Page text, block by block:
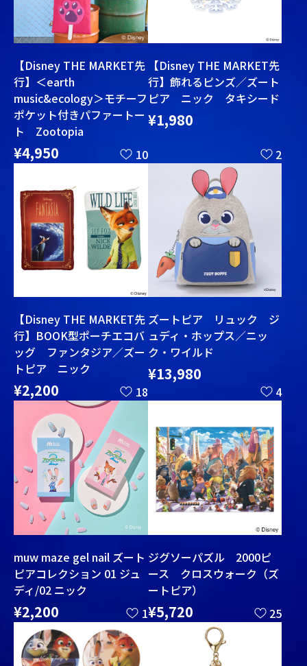
10
【Disney THE MARKET先
行】＜earth
music&ecology＞モチーフ
ポケット付きパファートー
ト Zootopia
¥4,950 2
【Disney THE MARKET先
行】飾れるピンズ／ズート
ピア ニック タキシード
¥1,980
18
【Disney THE MARKET先
行】BOOK型ポーチエコバ
ッグ ファンタジア／ズー
トピア ニック
¥2,200 4
ズートピア リュック ジ
ュディ・ホップス／ニッ
ク・ワイルド
¥13,980
1
muw maze gel nail ズート
ピアコレクション 01 ジュ
ディ/02 ニック
¥2,200 25
ジグソーパズル 2000ピ
ース クロスウォーク（ズ
ートピア）
¥5,720